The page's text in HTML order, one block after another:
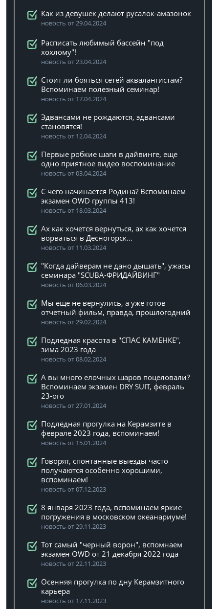
Как из девушек делают русалок-амазонок
новость от 29.04.2024
Расписать любимый бассейн "под
хохлому"!
новость от 23.04.2024
Стоит ли бояться сетей аквалангистам?
Вспоминаем полезный семинар!
новость от 17.04.2024
Эдвансами не рождаются, эдвансами
становятся!
новость от 12.04.2024
Первые робкие шаги в дайвинге, еще
одно приятное видео воспоминание
новость от 03.04.2024
C чего начинается Родина? Вспоминаем
экзамен OWD группы 413!
новость от 18.03.2024
Ах как хочется вернуться, ах как хочется
ворваться в Десногорск…
новость от 11.03.2024
"Когда дайверам не дано дышать", ужасы
семинара "SCUBA-ФРИДАЙВИНГ"
новость от 06.03.2024
Мы еще не вернулись, а уже готов
отчетный фильм, правда, прошлогодний
новость от 29.02.2024
Подледная красота в "СПАС КАМЕНКЕ",
зима 2023 года
новость от 08.02.2024
А вы много елочных шаров поцеловали?
Вспоминаем экзамен DRY SUIT, февраль
23-ого
новость от 27.01.2024
Подлёдная прогулка на Керамзите в
феврале 2023 года, вспоминаем!
новость от 15.01.2024
Говорят, спонтанные выезды часто
получаются особенно хорошими,
вспоминаем!
новость от 07.12.2023
8 января 2023 года, вспоминаем яркие
погружения в московском океанариуме!
новость от 29.11.2023
Тот самый "черный ворон", вспомнаем
экзамен OWD от 21 декабря 2022 года
новость от 22.11.2023
Осенняя прогулка по дну Керамзитного
карьера
новость от 17.11.2023